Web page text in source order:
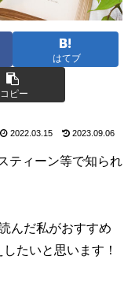
はてブ
コピー
2022.03.15 2023.09.06
ティーン等で知られ
んだ私がおすすめ
たいと思います！